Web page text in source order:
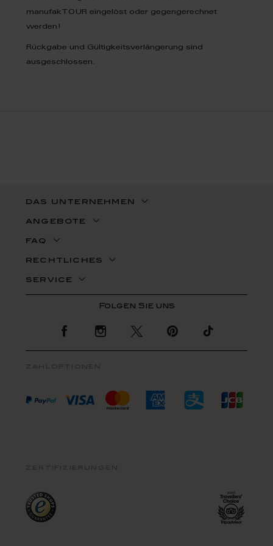
manufakTOUR eingelöst oder gegengerechnet
werden!
Rückgabe und Gültigkeitsverlängerung sind
ausgeschlossen.
das unternehmen
angebote
faq
rechtliches
service
Zur Facebook Seite
Zur Instagram Seite
Zur Twitter Seite
Zur Pinterest